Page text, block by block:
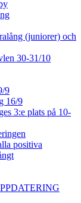
(juniorer) och
30-31/10
9
16/9
3:e plats på 10-
positiva